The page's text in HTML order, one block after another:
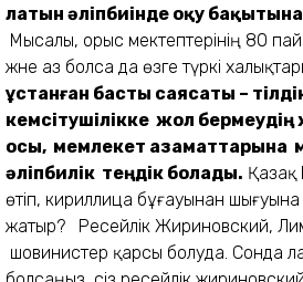
латын әліпбиінде оқу
Мысалы, орыс мектептерінің 80
және аз болса да өзге түркі
ұстанған басты саясаты –
кемсітушілікке жол бермеудің
осы, мемлекет азаматтарына
әліпбилік теңдік болады. Қазақ
өтіп, кириллица бұғауынан
жатыр? Ресейлік Жириновский,
шовинистер қарсы болуда. Сонда